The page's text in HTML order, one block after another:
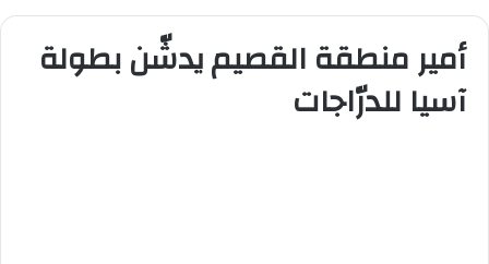
أمير منطقة القصيم يدشّن بطولة
آسيا للدرّاجات